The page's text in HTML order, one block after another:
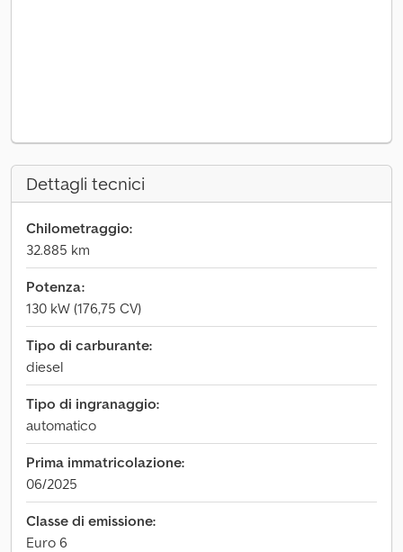
Dettagli tecnici
Chilometraggio:
32.885 km
Potenza:
130 kW (176,75 CV)
Tipo di carburante:
diesel
Tipo di ingranaggio:
automatico
Prima immatricolazione:
06/2025
Classe di emissione:
Euro 6